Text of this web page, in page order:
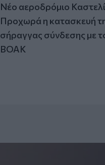
Νέο αεροδρόμιο
Προχωρά η κατασκευή
σήραγγας σύνδεσης με
ΒΟΑΚ